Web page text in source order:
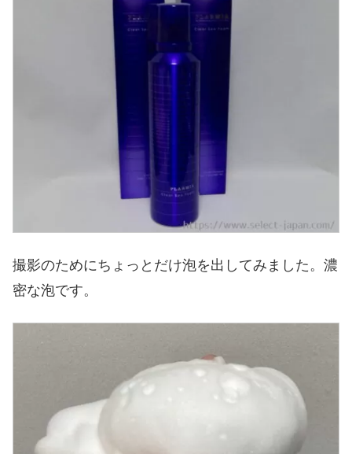
撮影のためにちょっとだけ泡を出してみました。濃
密な泡です。